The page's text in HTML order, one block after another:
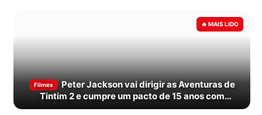
Filmes
Peter Jackson vai dirigir as Aventuras de
Tintim 2 e cumpre um pacto de 15 anos com
Spielberg